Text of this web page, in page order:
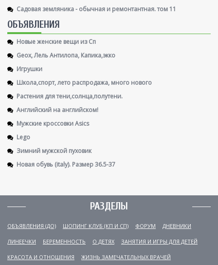
Садовая земляника - обычная и ремонтантная. том 11
ОБЪЯВЛЕНИЯ
Новые женские вещи из Сп
Geox, Лель Антилопа, Капика,экко
Игрушки
Школа,спорт, лето распродажа, много нового
Растения для тени,солнца,полутени.
Английский на английском!
Мужские кроссовки Asics
Lego
Зимний мужской пуховик
Новая обувь (italy). Размер 36.5-37
РАЗДЕЛЫ
ОБЪЯВЛЕНИЯ (ДО) ШОПИНГ КЛУБ (КП И СП) ФОРУМ ДНЕВНИКИ
ЛИНЕЕЧКИ БЕРЕМЕННОСТЬ О ДЕТЯХ ЗАНЯТИЯ И ИГРЫ ДЛЯ ДЕТЕЙ
КРАСОТА И ОТНОШЕНИЯ ЖИЗНЬ ЗАМЕЧАТЕЛЬНЫХ ВРАЧЕЙ